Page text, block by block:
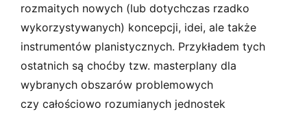
rozmaitych nowych (lub dotychczas rzadko
wykorzystywanych) koncepcji, idei, ale także
instrumentów planistycznych. Przykładem tych
ostatnich są choćby tzw. masterplany dla
wybranych obszarów problemowych
czy całościowo rozumianych jednostek